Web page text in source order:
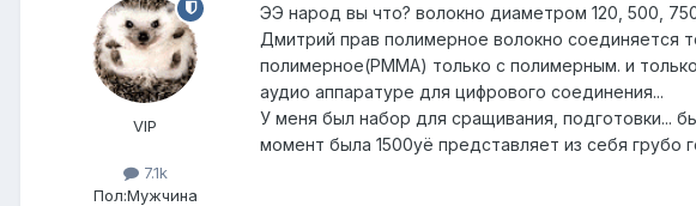
VIP
7.1k
Пол:Мужчина
ЭЭ народ вы что? волокно диаметром 120, 500,
Дмитрий прав полимерное волокно соединяется
полимерное(PMMA) только с полимерным. и
аудио аппаратуре для цифрового соединения...
У меня был набор для сращивания, подготовки...
момент была 1500уё представляет из себя грубо